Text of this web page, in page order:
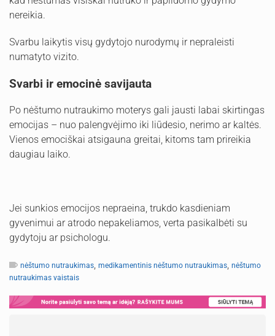
nereikia.
Svarbu laikytis visų gydytojo nurodymų ir nepraleisti
numatyto vizito.
Svarbi ir emocinė savijauta
Po nėštumo nutraukimo moterys gali jausti labai skirtingas
emocijas – nuo palengvėjimo iki liūdesio, nerimo ar kaltės.
Vienos emociškai atsigauna greitai, kitoms tam prireikia
daugiau laiko.
Jei sunkios emocijos nepraeina, trukdo kasdieniam
gyvenimui ar atrodo nepakeliamos, verta pasikalbėti su
gydytoju ar psichologu.
nėštumo nutraukimas, medikamentinis nėštumo nutraukimas, nėštumo
nutraukimas vaistais